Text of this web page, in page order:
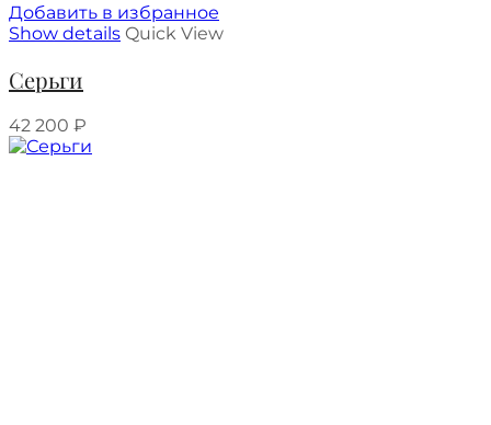
Добавить в избранное
Show details Quick View
Серьги
42 200 ₽